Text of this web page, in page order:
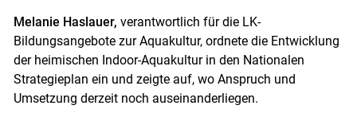
Melanie Haslauer, verantwortlich für die LK-
Bildungsangebote zur Aquakultur, ordnete die Entwicklung
der heimischen Indoor-Aquakultur in den Nationalen
Strategieplan ein und zeigte auf, wo Anspruch und
Umsetzung derzeit noch auseinanderliegen.